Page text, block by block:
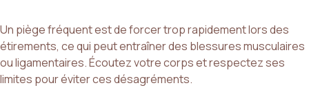
Un piège fréquent est de forcer trop rapidement lors des
étirements, ce qui peut entraîner des blessures musculaires
ou ligamentaires. Écoutez votre corps et respectez ses
limites pour éviter ces désagréments.